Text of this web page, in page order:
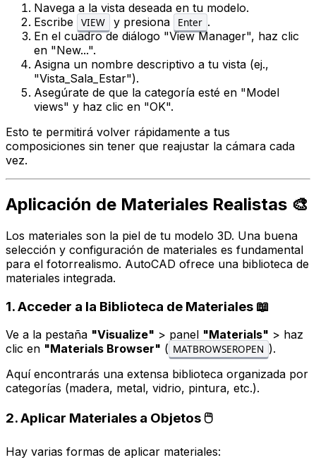
Navega a la vista deseada en tu modelo.
Escribe
VIEW y presiona Enter .
En el cuadro de diálogo "View Manager", haz clic
en "New...".
Asigna un nombre descriptivo a tu vista (ej.,
"Vista_Sala_Estar").
Asegúrate de que la categoría esté en "Model
views" y haz clic en "OK".
Esto te permitirá volver rápidamente a tus
composiciones sin tener que reajustar la cámara cada
vez.
Aplicación de Materiales Realistas 🎨
Los materiales son la piel de tu modelo 3D. Una buena
selección y configuración de materiales es fundamental
para el fotorrealismo. AutoCAD ofrece una biblioteca de
materiales integrada.
1. Acceder a la Biblioteca de Materiales 📖
Ve a la pestaña "Visualize" > panel "Materials" > haz
clic en "Materials Browser" ( MATBROWSEROPEN ).
Aquí encontrarás una extensa biblioteca organizada por
categorías (madera, metal, vidrio, pintura, etc.).
2. Aplicar Materiales a Objetos 🖱️
Hay varias formas de aplicar materiales: